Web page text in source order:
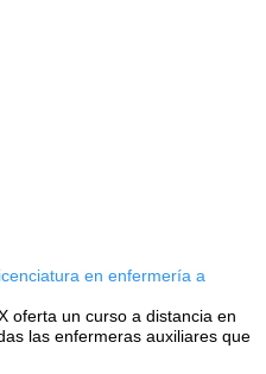
en enfermería a
oferta un curso a distancia en
las enfermeras auxiliares que